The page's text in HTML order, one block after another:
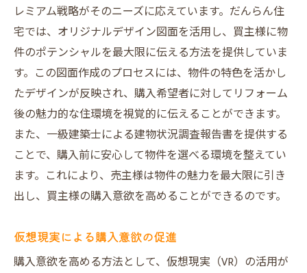
レミアム戦略がそのニーズに応えています。だんらん住
宅では、オリジナルデザイン図面を活用し、買主様に物
件のポテンシャルを最大限に伝える方法を提供していま
す。この図面作成のプロセスには、物件の特色を活かし
たデザインが反映され、購入希望者に対してリフォーム
後の魅力的な住環境を視覚的に伝えることができます。
また、一級建築士による建物状況調査報告書を提供する
ことで、購入前に安心して物件を選べる環境を整えてい
ます。これにより、売主様は物件の魅力を最大限に引き
出し、買主様の購入意欲を高めることができるのです。
仮想現実による購入意欲の促進
購入意欲を高める方法として、仮想現実（VR）の活用が